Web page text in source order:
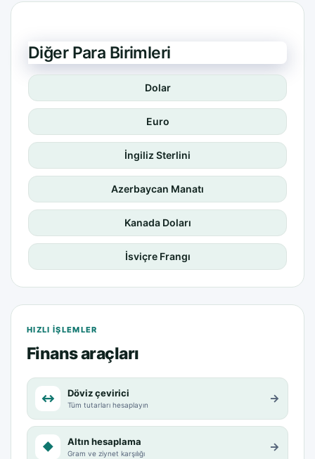
Diğer Para Birimleri
Dolar
Euro
İngiliz Sterlini
Azerbaycan Manatı
Kanada Doları
İsviçre Frangı
HIZLI IŞLEMLER
Finans araçları
↔ Döviz çevirici
Tüm tutarları hesaplayın →
◆ Altın hesaplama
Gram ve ziynet karşılığı →